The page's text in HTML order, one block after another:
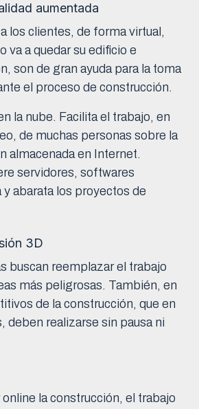
aumentada
los clientes, de forma virtual,
va a quedar su edificio e
son de gran ayuda para la toma
el proceso de construcción.
la nube. Facilita el trabajo, en
de muchas personas sobre la
almacenada en Internet.
servidores, softwares
abarata los proyectos de
3D
buscan reemplazar el trabajo
más peligrosas. También, en
de la construcción, que en
deben realizarse sin pausa ni
la construcción, el trabajo